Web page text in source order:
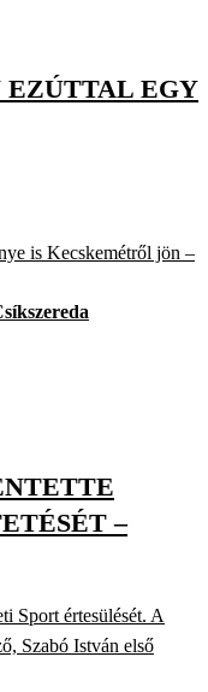
EZÚTTAL EGY
is Kecskemétről jön –
–
Sport értesülését. A
Szabó István első